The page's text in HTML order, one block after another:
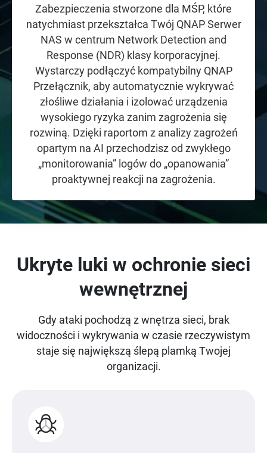
Zabezpieczenia stworzone dla MŚP, które
natychmiast przekształca Twój QNAP Serwer
NAS w centrum Network Detection and
Response (NDR) klasy korporacyjnej.
Wystarczy podłączyć kompatybilny QNAP
Przełącznik, aby automatycznie wykrywać
złośliwe działania i izolować urządzenia
wysokiego ryzyka zanim zagrożenia się
rozwiną. Dzięki raportom z analizy zagrożeń
opartym na AI przechodzisz od zwykłego
„monitorowania” logów do „opanowania”
proaktywnej reakcji na zagrożenia.
Ukryte luki w ochronie sieci
wewnętrznej
Gdy ataki pochodzą z wnętrza sieci, brak
widoczności i wykrywania w czasie rzeczywistym
staje się największą ślepą plamką Twojej
organizacji.